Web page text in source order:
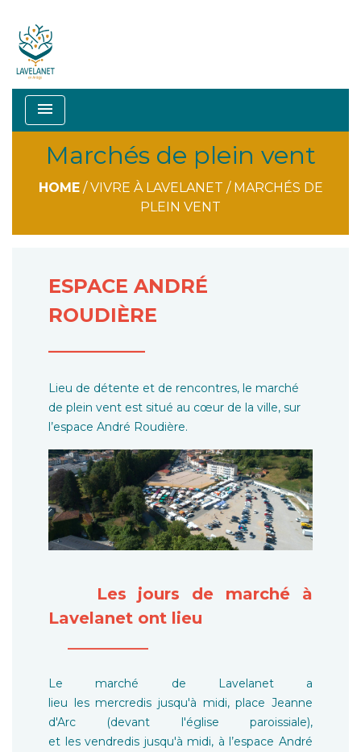
menu
Marchés de plein vent
HOME/VIVRE À LAVELANET / MARCHÉS DE
PLEIN VENT
ESPACE ANDRÉ
ROUDIÈRE
__________
Lieu de détente et de rencontres, le marché
de plein vent est situé au cœur de la ville, sur
l’espace André Roudière.
Les jours de marché à
Lavelanet ont lieu
Le marché de Lavelanet a
lieu les mercredis jusqu'à midi, place Jeanne
d'Arc (devant l'église paroissiale),
et les vendredis jusqu'à midi, à l’espace André